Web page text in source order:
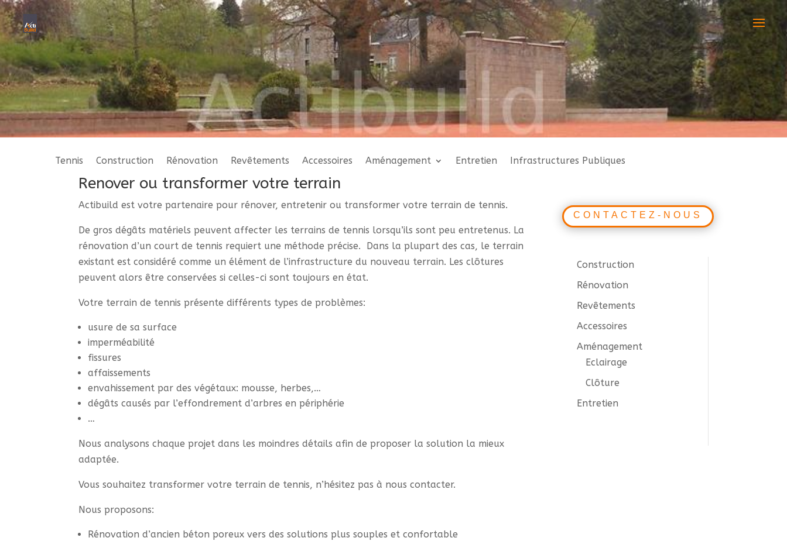
Tennis Construction Rénovation Revêtements Accessoires Aménagement Entretien Infrastructures Publiques
Renover ou transformer votre terrain
Actibuild est votre partenaire pour rénover, entretenir ou transformer votre terrain de tennis.
De gros dégâts matériels peuvent affecter les terrains de tennis lorsqu’ils sont peu entretenus. La
rénovation d’un court de tennis requiert une méthode précise. Dans la plupart des cas, le terrain
existant est considéré comme un élément de l’infrastructure du nouveau terrain. Les clôtures
peuvent alors être conservées si celles-ci sont toujours en état.
Votre terrain de tennis présente différents types de problèmes:
usure de sa surface
imperméabilité
fissures
affaissements
envahissement par des végétaux: mousse, herbes,…
dégâts causés par l’effondrement d’arbres en périphérie
…
Nous analysons chaque projet dans les moindres détails afin de proposer la solution la mieux
adaptée.
Vous souhaitez transformer votre terrain de tennis, n’hésitez pas à nous contacter.
Nous proposons:
Rénovation d’ancien béton poreux vers des solutions plus souples et confortable
CONTACTEZ-NOUS
Construction
Rénovation
Revêtements
Accessoires
Aménagement
Eclairage
Clôture
Entretien